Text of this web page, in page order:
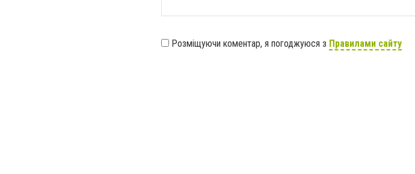
Розміщуючи коментар, я погоджуюся з Правилами сайту